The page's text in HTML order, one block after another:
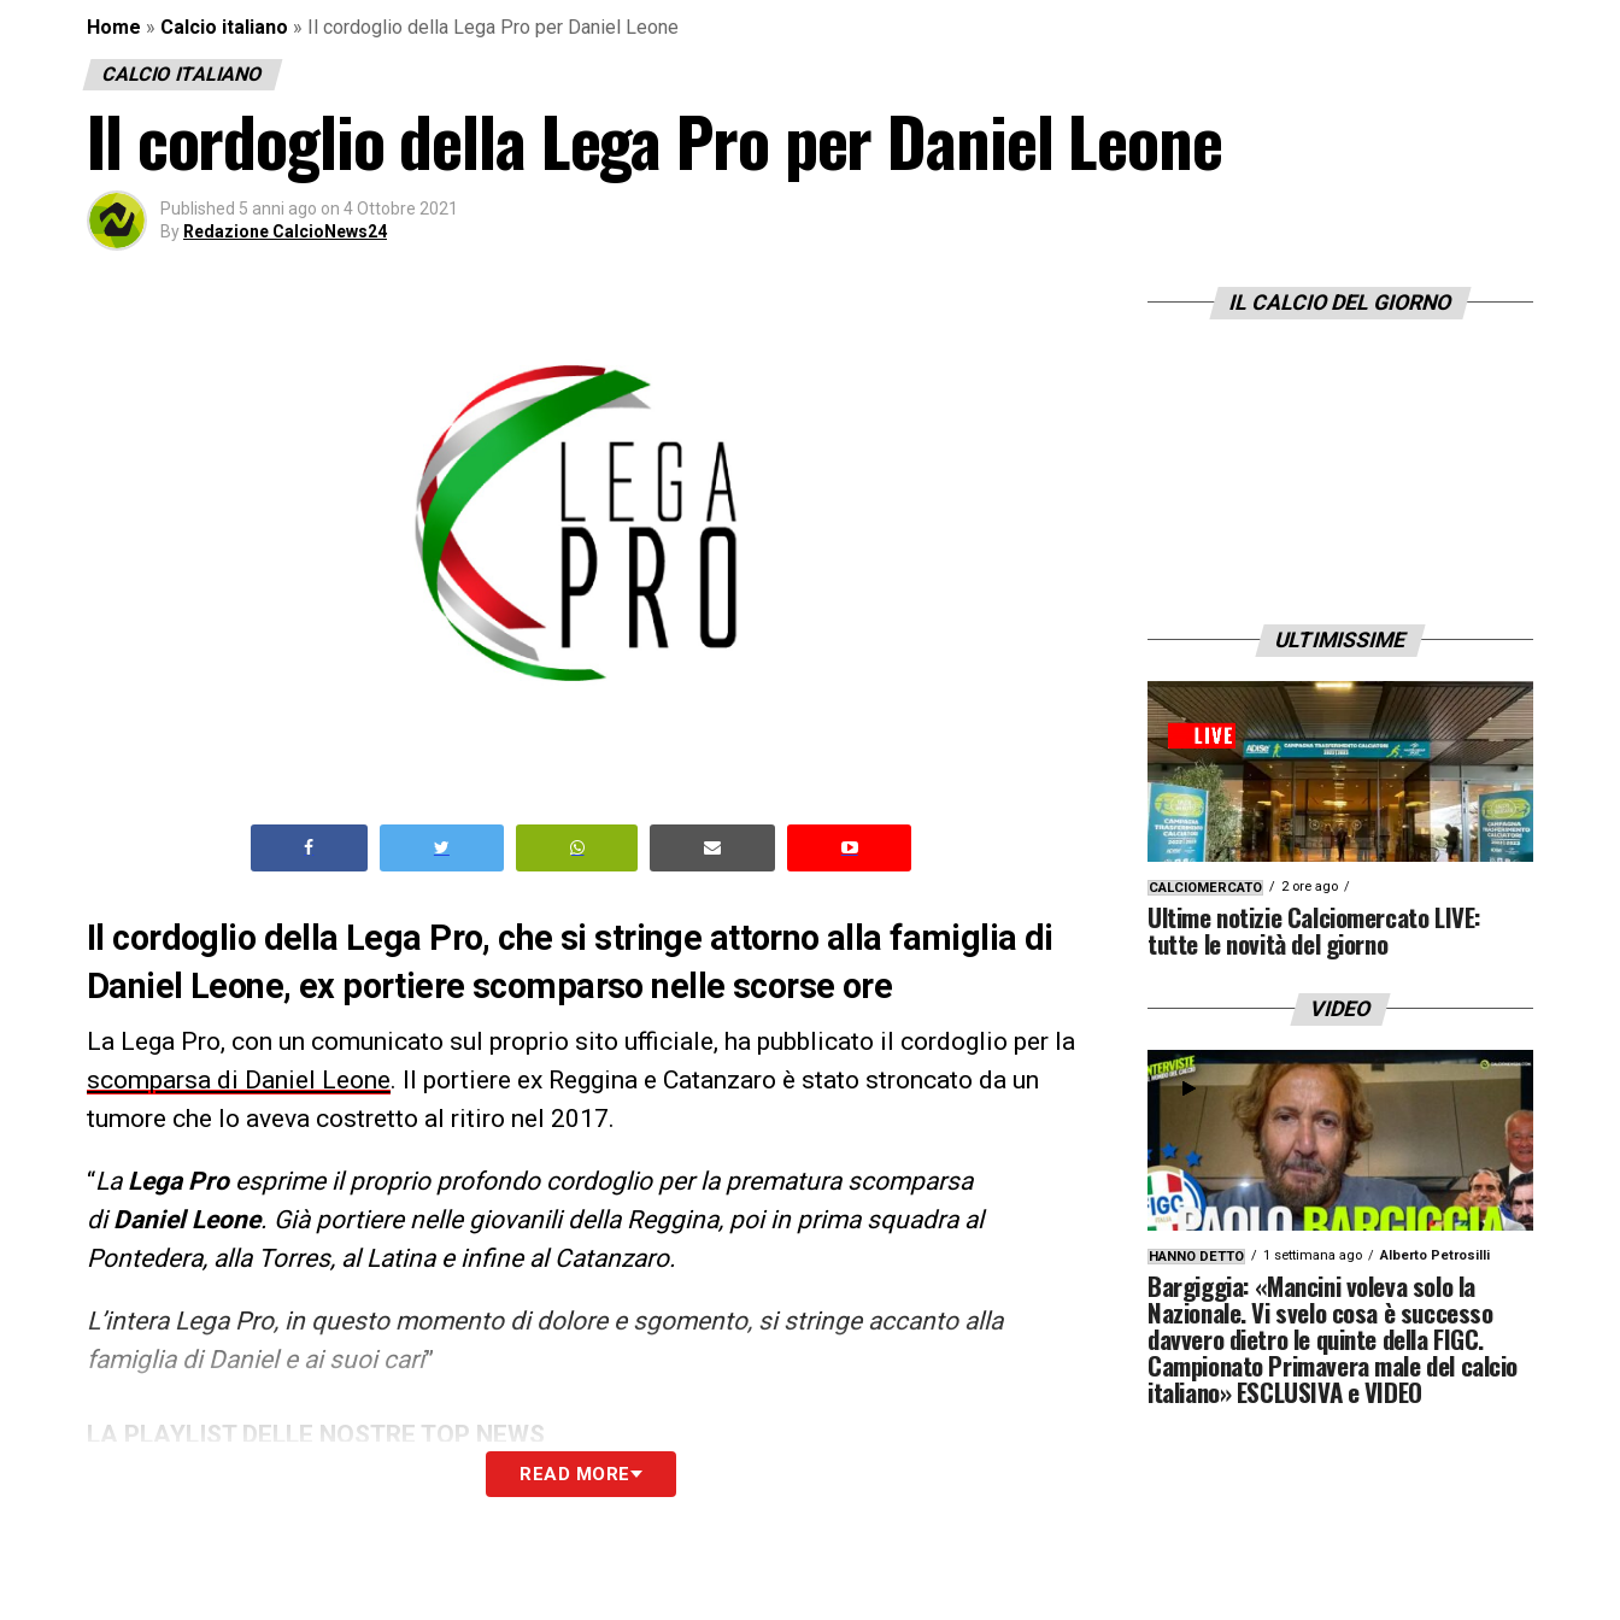
Home » Calcio italiano » Il cordoglio della Lega Pro per Daniel Leone
CALCIO ITALIANO
Il cordoglio della Lega Pro per Daniel Leone
Published 5 anni ago on 4 Ottobre 2021
By Redazione CalcioNews24
Il cordoglio della Lega Pro, che si stringe attorno alla famiglia di
Daniel Leone, ex portiere scomparso nelle scorse ore
La Lega Pro, con un comunicato sul proprio sito ufficiale, ha pubblicato il cordoglio per la
scomparsa di Daniel Leone. Il portiere ex Reggina e Catanzaro è stato stroncato da un
tumore che lo aveva costretto al ritiro nel 2017.
“La Lega Proesprime il proprio profondo cordoglio per la prematura scomparsa
diDaniel Leone. Già portiere nelle giovanili della Reggina, poi in prima squadra al
Pontedera, alla Torres, al Latina e infine al Catanzaro.
L’intera Lega Pro, in questo momento di dolore e sgomento, si stringe accanto alla
famiglia di Daniel e ai suoi cari”
LA PLAYLIST DELLE NOSTRE TOP NEWS
READ MORE
IL CALCIO DEL GIORNO
ULTIMISSIME
CALCIOMERCATO 2 ore ago
Ultime notizie Calciomercato LIVE:
tutte le novità del giorno
VIDEO
HANNO DETTO 1 settimana ago Alberto Petrosilli
Bargiggia: «Mancini voleva solo la
Nazionale. Vi svelo cosa è successo
davvero dietro le quinte della FIGC.
Campionato Primavera male del calcio
italiano» ESCLUSIVA e VIDEO